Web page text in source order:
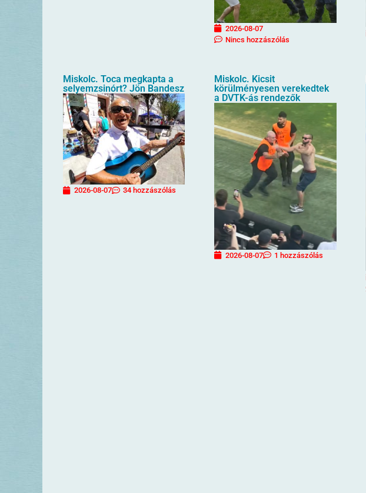
2026-08-07
Nincs hozzászólás
Miskolc. Toca megkapta a
selyemzsinórt? Jön Bandesz
2026-08-07 34 hozzászólás
Miskolc. Kicsit
körülményesen verekedtek
a DVTK-ás rendezők
2026-08-07 1 hozzászólás